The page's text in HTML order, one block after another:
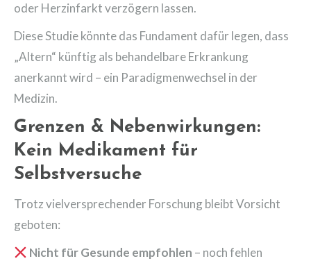
oder Herzinfarkt verzögern lassen.
Diese Studie könnte das Fundament dafür legen, dass
„Altern“ künftig als behandelbare Erkrankung
anerkannt wird – ein Paradigmenwechsel in der
Medizin.
Grenzen & Nebenwirkungen:
Kein Medikament für
Selbstversuche
Trotz vielversprechender Forschung bleibt Vorsicht
geboten:
Nicht für Gesunde empfohlen – noch fehlen